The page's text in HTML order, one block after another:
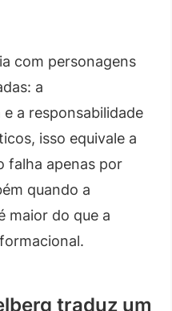
com personagens
a
a responsabilidade
isso equivale a
falha apenas por
quando a
maior do que a
traduz um